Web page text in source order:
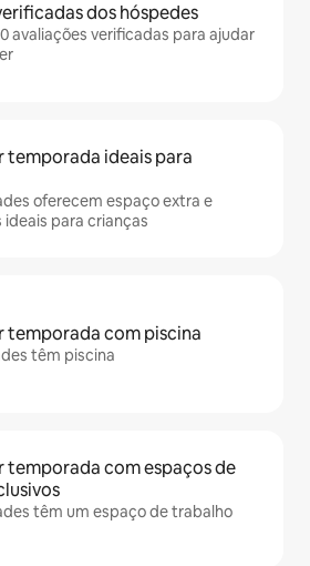
dos hóspedes
avaliações verificadas para ajudar
temporada ideais para
oferecem espaço extra e
para crianças
temporada com piscina
têm piscina
temporada com espaços de
têm um espaço de trabalho